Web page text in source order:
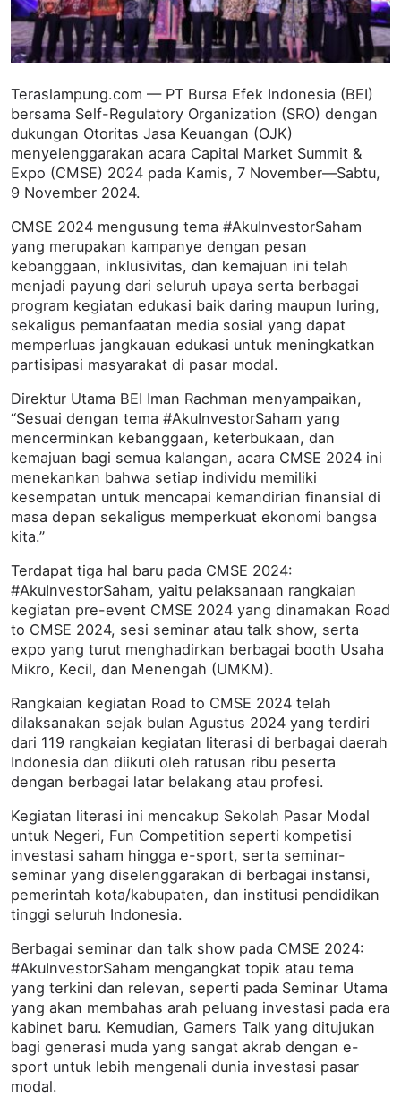
Teraslampung.com — PT Bursa Efek Indonesia (BEI)
bersama Self-Regulatory Organization (SRO) dengan
dukungan Otoritas Jasa Keuangan (OJK)
menyelenggarakan acara Capital Market Summit &
Expo (CMSE) 2024 pada Kamis, 7 November—Sabtu,
9 November 2024.
CMSE 2024 mengusung tema #AkuInvestorSaham
yang merupakan kampanye dengan pesan
kebanggaan, inklusivitas, dan kemajuan ini telah
menjadi payung dari seluruh upaya serta berbagai
program kegiatan edukasi baik daring maupun luring,
sekaligus pemanfaatan media sosial yang dapat
memperluas jangkauan edukasi untuk meningkatkan
partisipasi masyarakat di pasar modal.
Direktur Utama BEI Iman Rachman menyampaikan,
“Sesuai dengan tema #AkuInvestorSaham yang
mencerminkan kebanggaan, keterbukaan, dan
kemajuan bagi semua kalangan, acara CMSE 2024 ini
menekankan bahwa setiap individu memiliki
kesempatan untuk mencapai kemandirian finansial di
masa depan sekaligus memperkuat ekonomi bangsa
kita.”
Terdapat tiga hal baru pada CMSE 2024:
#AkuInvestorSaham, yaitu pelaksanaan rangkaian
kegiatan pre-event CMSE 2024 yang dinamakan Road
to CMSE 2024, sesi seminar atau talk show, serta
expo yang turut menghadirkan berbagai booth Usaha
Mikro, Kecil, dan Menengah (UMKM).
Rangkaian kegiatan Road to CMSE 2024 telah
dilaksanakan sejak bulan Agustus 2024 yang terdiri
dari 119 rangkaian kegiatan literasi di berbagai daerah
Indonesia dan diikuti oleh ratusan ribu peserta
dengan berbagai latar belakang atau profesi.
Kegiatan literasi ini mencakup Sekolah Pasar Modal
untuk Negeri, Fun Competition seperti kompetisi
investasi saham hingga e-sport, serta seminar-
seminar yang diselenggarakan di berbagai instansi,
pemerintah kota/kabupaten, dan institusi pendidikan
tinggi seluruh Indonesia.
Berbagai seminar dan talk show pada CMSE 2024:
#AkuInvestorSaham mengangkat topik atau tema
yang terkini dan relevan, seperti pada Seminar Utama
yang akan membahas arah peluang investasi pada era
kabinet baru. Kemudian, Gamers Talk yang ditujukan
bagi generasi muda yang sangat akrab dengan e-
sport untuk lebih mengenali dunia investasi pasar
modal.